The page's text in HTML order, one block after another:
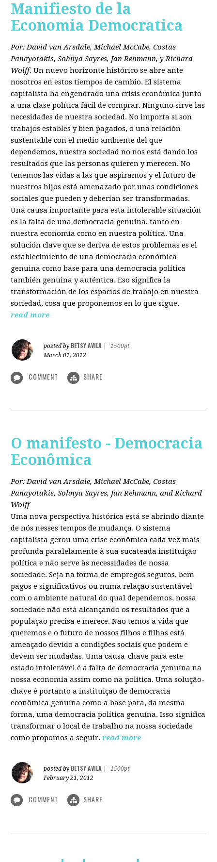
Manifiesto de la
Economia Democratica
Por: David van Arsdale, Michael McCabe, Costas
Panayotakis, Sohnya Sayres, Jan Rehmann, y Richard
Wolff. Un nuevo horizonte histórico se abre ante
nosotros en estos tiempos de cambio. El sistema
capitalista ha engendrado una crisis económica junto
a una clase política fácil de comprar. Ninguno sirve las
necesidades de nuestra sociedad. No importa si son
trabajos estables y bien pagados, o una relación
sustentable con el medio ambiente del que
dependemos, nuestra sociedad no nos está dando los
resultados que las personas quieren y merecen. No
tenemos las vidas a las que aspiramos y el futuro de
nuestros hijos está amenazado por unas condiciones
sociales que pueden y deberían ser transformadas.
Una causa importante para esta intolerable situación
es la falta de una democracia genuina, tanto en
nuestra economía como en nuestra política. Una
solución clave que se deriva de estos problemas es el
establecimiento de una democracia económica
genuina como base para una democracia política
también genuina y auténtica. Eso significa la
transformación de los espacios de trabajo en nuestra
sociedad, cosa que proponemos en lo que sigue.
read more
posted by BETSY AVILA
1500pt
March 01, 2012
COMMENT SHARE
O manifesto - Democracia
Econômica
Por: David van Arsdale, Michael McCabe, Costas
Panayotakis, Sohnya Sayres, Jan Rehmann, and Richard
Wolff
Uma nova perspectiva histórica está se abrindo diante
de nós nesses tempos de mudança. O sistema
capitalista gerou uma crise econômica cada vez mais
profunda paralelamente à sua sucateada instituição
política e não serve às necessidades de nossa
sociedade. Seja na forma de empregos seguros, bem
pagos e significativos ou numa relação sustentável
com o ambiente natural do qual dependemos, nossa
sociedade não está alcançando os resultados que a
população precisa e merece. Não temos a vida que
queremos e o futuro de nossos filhos e filhas está
ameaçado devido a condições sociais que podem e
devem ser mudadas. Uma causa-chave para este
estado intolerável é a falta de democracia genuína na
nossa economia assim como na política. Uma solução-
chave é portanto a instituição de democracia
econômica genuína como a base para, da mesma
forma, uma democracia política genuína. Isso significa
transformar o local de trabalho na nossa sociedade
como propomos a seguir. read more
posted by BETSY AVILA
1500pt
February 21, 2012
COMMENT SHARE